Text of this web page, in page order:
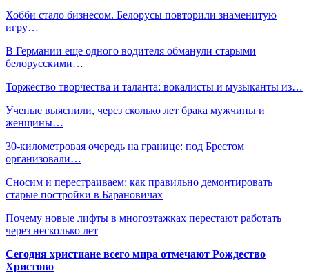
Хобби стало бизнесом. Белорусы повторили знаменитую
игру…
В Германии еще одного водителя обманули старыми
белорусскими…
Торжество творчества и таланта: вокалисты и музыканты из…
Ученые выяснили, через сколько лет брака мужчины и
женщины…
30-километровая очередь на границе: под Брестом
организовали…
Сносим и перестраиваем: как правильно демонтировать
старые постройки в Барановичах
Почему новые лифты в многоэтажках перестают работать
через несколько лет
Сегодня христиане всего мира отмечают Рождество
Христово